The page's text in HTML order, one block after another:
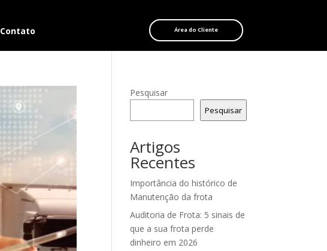
Contato Área do Cliente
Pesquisar
Pesquisar
Artigos
Recentes
Importância do histórico de
Manutenção da frota
Auditoria de Frota: 5 sinais de
que a sua frota perde
dinheiro em 2026